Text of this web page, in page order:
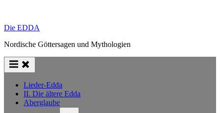
Die EDDA
Nordische Göttersagen und Mythologien
Lieder-Edda
II. Die ältere Edda
Aberglaube